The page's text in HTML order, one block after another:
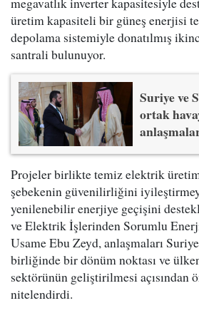
üretim kapasiteli bir güneş enerjisi
depolama sistemiyle donatılmış
santrali bulunuyor.
Suriye ve
ortak
Projeler birlikte temiz elektrik
şebekenin güvenilirliğini
yenilenebilir enerjiye geçişini
ve Elektrik İşlerinden Sorumlu Enerji
Usame Ebu Zeyd, anlaşmaları
birliğinde bir dönüm noktası ve
sektörünün geliştirilmesi açısından
nitelendirdi.